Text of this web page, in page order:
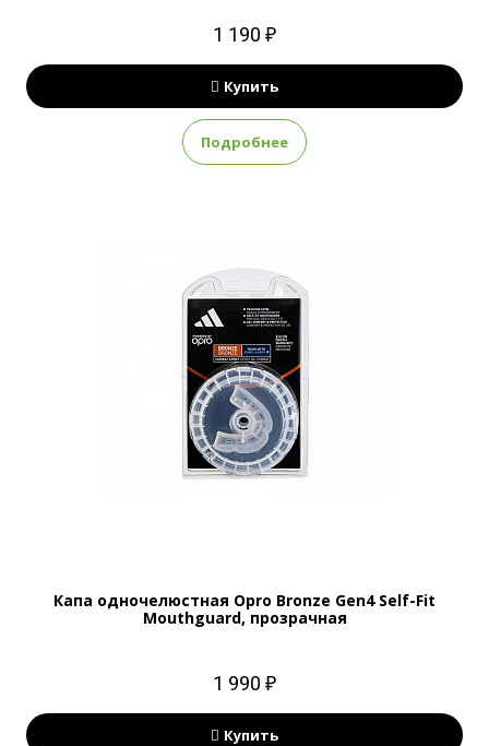
1 190 ₽
Купить
Подробнее
Капа одночелюстная Opro Bronze Gen4 Self-Fit
Mouthguard, прозрачная
1 990 ₽
Купить